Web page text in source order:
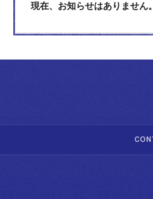
現在、お知らせはありません。